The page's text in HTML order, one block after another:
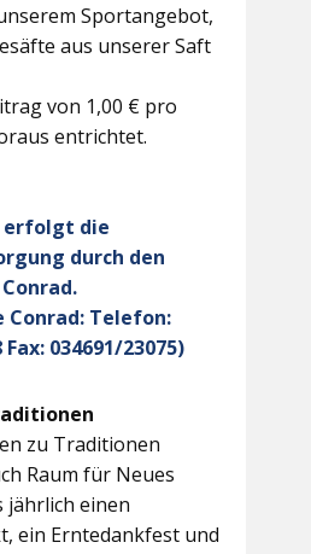
Sportangebot,
aus unserer Saft
von 1,00 € pro
entrichtet.
erfolgt die
durch den
Conrad: Telefon:
Fax: 034691/23075)
zu Traditionen
Raum für Neues
jährlich einen
ein Erntedankfest und